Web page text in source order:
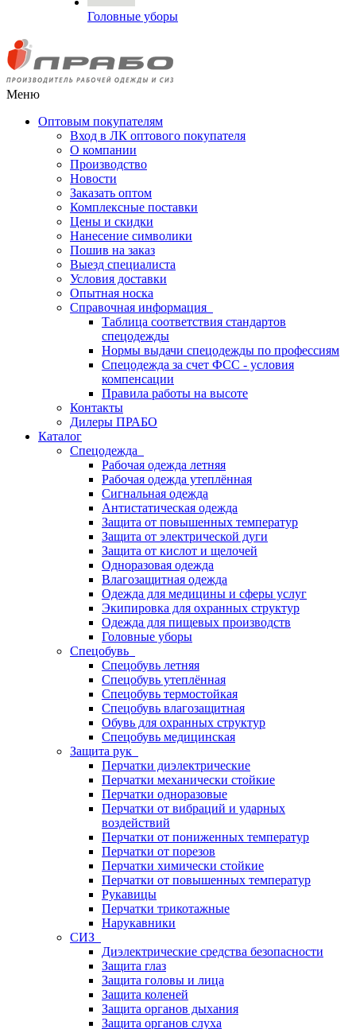
Головные уборы
Меню
Оптовым покупателям
Вход в ЛК оптового покупателя
О компании
Производство
Новости
Заказать оптом
Комплексные поставки
Цены и скидки
Нанесение символики
Пошив на заказ
Выезд специалиста
Условия доставки
Опытная носка
Справочная информация
Таблица соответствия стандартов
спецодежды
Нормы выдачи спецодежды по профессиям
Спецодежда за счет ФСС - условия
компенсации
Правила работы на высоте
Контакты
Дилеры ПРАБО
Каталог
Спецодежда
Рабочая одежда летняя
Рабочая одежда утеплённая
Сигнальная одежда
Антистатическая одежда
Защита от повышенных температур
Защита от электрической дуги
Защита от кислот и щелочей
Одноразовая одежда
Влагозащитная одежда
Одежда для медицины и сферы услуг
Экипировка для охранных структур
Одежда для пищевых производств
Головные уборы
Спецобувь
Спецобувь летняя
Спецобувь утеплённая
Спецобувь термостойкая
Спецобувь влагозащитная
Обувь для охранных структур
Спецобувь медицинская
Защита рук
Перчатки диэлектрические
Перчатки механически стойкие
Перчатки одноразовые
Перчатки от вибраций и ударных
воздействий
Перчатки от пониженных температур
Перчатки от порезов
Перчатки химически стойкие
Перчатки от повышенных температур
Рукавицы
Перчатки трикотажные
Нарукавники
СИЗ
Диэлектрические средства безопасности
Защита глаз
Защита головы и лица
Защита коленей
Защита органов дыхания
Защита органов слуха